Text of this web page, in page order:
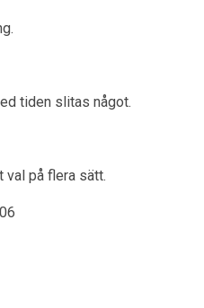
tiden slitas något.
på flera sätt.